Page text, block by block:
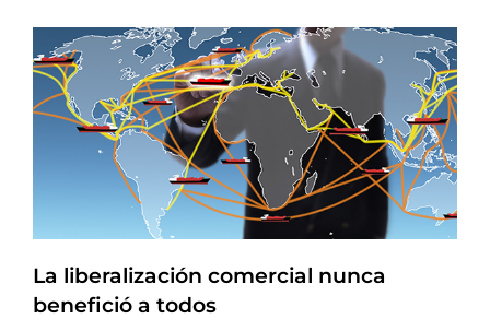
La liberalización comercial nunca
benefició a todos